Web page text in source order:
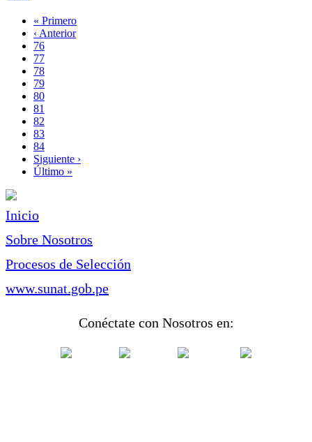
Paginación
Primera
página
« Primero
Página
anterior
‹ Anterior
Page
76
Page
77
Page
78
Page
79
Página
actual
80
Page
81
Page
82
Page
83
Page
84
Siguiente
página
Siguiente ›
Última
Último »
Inicio
Sobre Nosotros
Procesos de Selección
www.sunat.gob.pe
Conéctate con Nosotros en: